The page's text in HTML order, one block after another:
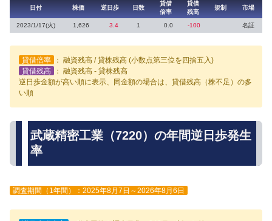
日付 株価 逆日歩 日数
貸借
倍率
貸借
残高
規制 市場
2023/1/17(火) 1,626 3.4 1 0.0 -100 名証
貸借倍率
： 融資残高 / 貸株残高 (小数点第三位を四捨五入)
貸借残高
： 融資残高 - 貸株残高
逆日歩金額が高い順に表示、同金額の場合は、貸借残高（株不足）の多
い順
武蔵精密工業（7220）の年間逆日歩発生
率
調査期間（1年間）：2025年8月7日～2026年8月6日